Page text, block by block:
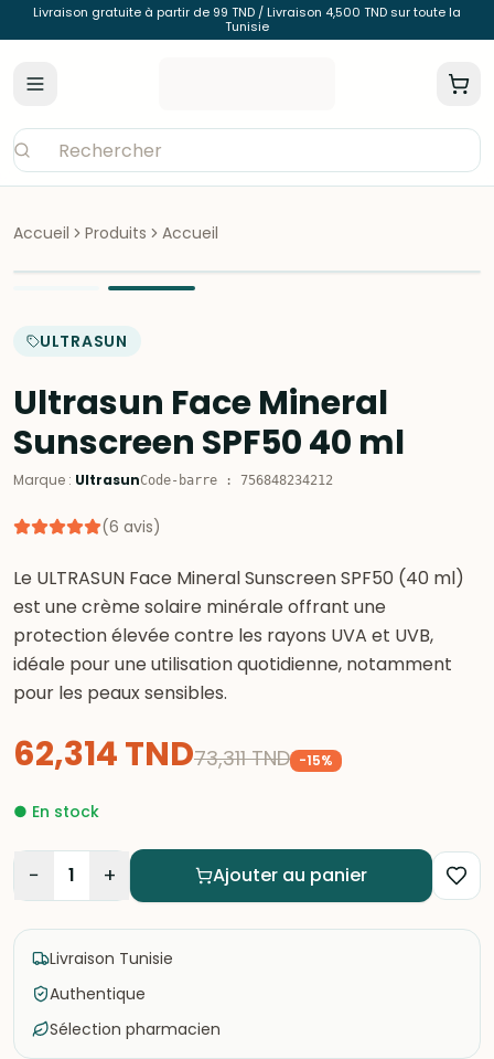
Livraison gratuite à partir de 99 TND / Livraison 4,500 TND sur toute la
Tunisie
Accueil Produits Accueil
ULTRASUN
Ultrasun Face Mineral
Sunscreen SPF50 40 ml
Marque : UltrasunCode-barre : 756848234212
(6 avis)
Le ULTRASUN Face Mineral Sunscreen SPF50 (40 ml)
est une crème solaire minérale offrant une
protection élevée contre les rayons UVA et UVB,
idéale pour une utilisation quotidienne, notamment
pour les peaux sensibles.
62,314TND73,311 TND -15%
● En stock
− 1 + Ajouter au panier
Livraison Tunisie
Authentique
Sélection pharmacien